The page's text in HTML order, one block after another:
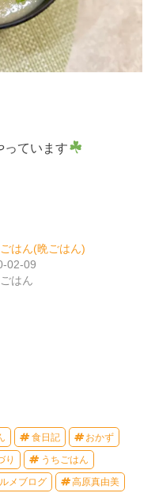
っています
はん(晩ごはん)
02-09
はん
食日記 おかず
り うちごはん
メブログ 高原真由美